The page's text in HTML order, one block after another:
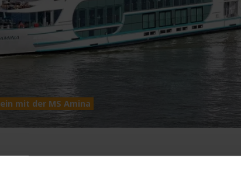
mit der MS Amina
als eine der schönsten des Jahres. Überall
Landschaften werden mit einem ersten Winterkleid